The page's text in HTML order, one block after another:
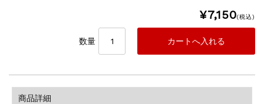
¥7,150(税込)
数量
商品詳細